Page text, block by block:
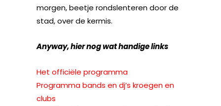
morgen, beetje rondslenteren door de
stad, over de kermis.
Anyway, hier nog wat handige links
Het officiële programma
Programma bands en dj’s kroegen en
clubs